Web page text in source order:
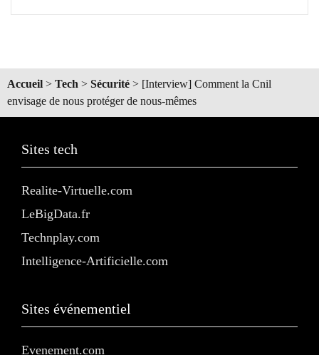
Accueil > Tech > Sécurité > [Interview] Comment la Cnil
envisage de nous protéger de nous-mêmes
Sites tech
Realite-Virtuelle.com
LeBigData.fr
Technplay.com
Intelligence-Artificielle.com
Sites événementiel
Evenement.com